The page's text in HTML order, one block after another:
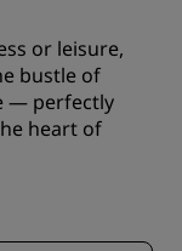
or leisure,
bustle of
— perfectly
heart of